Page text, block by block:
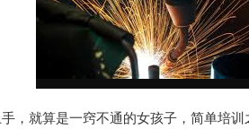
，就算是一窍不通的女孩子，简单培